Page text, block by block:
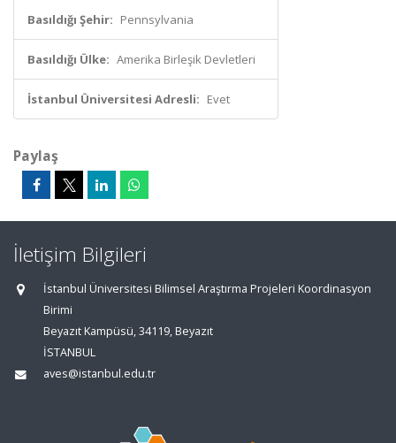
Basıldığı Şehir: Pennsylvania
Basıldığı Ülke: Amerika Birleşik Devletleri
İstanbul Üniversitesi Adresli: Evet
Paylaş
İletişim Bilgileri
İstanbul Üniversitesi Bilimsel Araştırma Projeleri Koordinasyon
Birimi
Beyazıt Kampüsü, 34119, Beyazıt
İSTANBUL
aves@istanbul.edu.tr